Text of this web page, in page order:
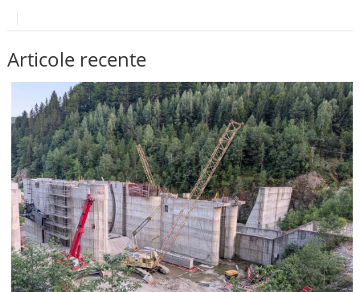
Articole recente